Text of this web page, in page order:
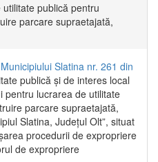
publică pentru
parcare supraetajată,
Slatina nr. 261 din
publică și de interes local
pentru lucrarea de utilitate
parcare supraetajată,
Slatina, Județul Olt”, situat
procedurii de expropriere
de expropriere